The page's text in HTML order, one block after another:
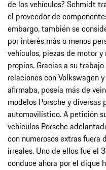
de los vehículos? Schmidt
el proveedor de
embargo, también se
por interés más o menos
vehículos, piezas de motor
propios. Gracias a su
relaciones con Volkswagen
afirmaba, poseía más de
modelos Porsche y
automovilístico. A petición
vehículos Porsche
con numerosos extras fuera
irreales. Uno de ellos fue el
conduce ahora por el dique